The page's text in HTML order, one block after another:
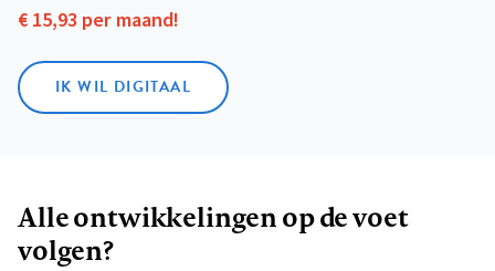
€ 15,93 per maand!
IK WIL DIGITAAL
Alle ontwikkelingen op de voet
volgen?